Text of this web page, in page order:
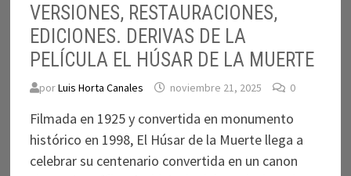
VERSIONES, RESTAURACIONES,
EDICIONES. DERIVAS DE LA
PELÍCULA EL HÚSAR DE LA MUERTE
porLuis Horta Canales noviembre 21, 2025 0
Filmada en 1925 y convertida en monumento
histórico en 1998, El Húsar de la Muerte llega a
celebrar su centenario convertida en un canon